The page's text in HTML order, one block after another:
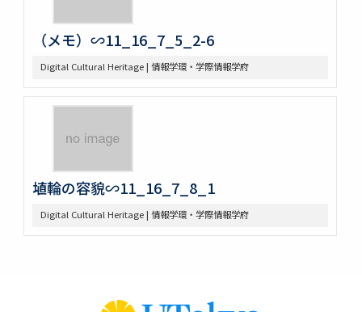
（メモ）∽11_16_7_5_2-6
Digital Cultural Heritage | 情報学環・学際情報学府
埴輪の容貌∽11_16_7_8_1
Digital Cultural Heritage | 情報学環・学際情報学府